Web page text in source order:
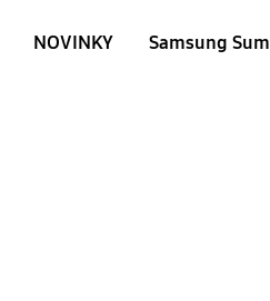
NOVINKY Samsung